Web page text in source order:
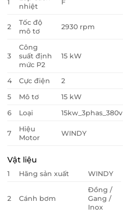
1
nhiệt
F
2
Tốc độ
mô tơ
2930 rpm
3
Công
suất định
mức P2
15 kW
4 Cực điện
2
5
Mô tơ
15 kW
6
Loại 15kw_3phas_380v
7
Hiệu
Motor
WINDY
Vật liệu
1 Hãng sản xuất WINDY
2 Cánh bơm
Đồng /
Gang /
Inox